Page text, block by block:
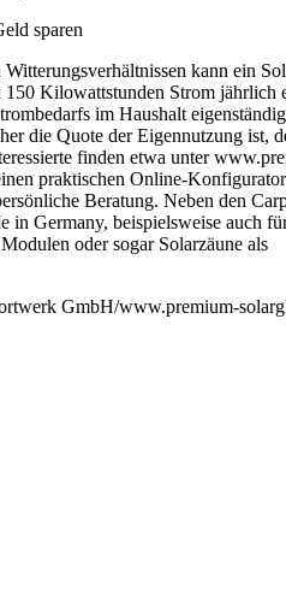
sparen
kann ein
Kilowattstunden Strom jährlich
im Haushalt
die Quote der Eigennutzung ist,
finden etwa unter
praktischen Online-
Beratung. Neben den
in Germany, beispielsweise auch
oder sogar Solarzäune als
GmbH/www.premium-